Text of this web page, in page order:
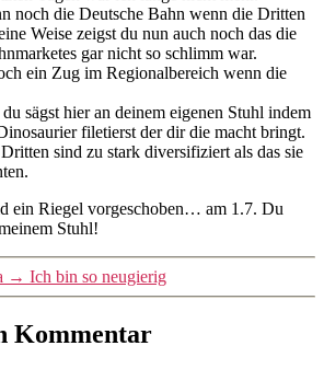
noch die Deutsche Bahn wenn die Dritten
Weise zeigst du nun auch noch das die
gar nicht so schlimm war.
ein Zug im Regionalbereich wenn die
sägst hier an deinem eigenen Stuhl indem
filetierst der dir die macht bringt.
sind zu stark diversifiziert als das sie
ein Riegel vorgeschoben… am 1.7. Du
Stuhl!
→ Ich bin so neugierig
Kommentar